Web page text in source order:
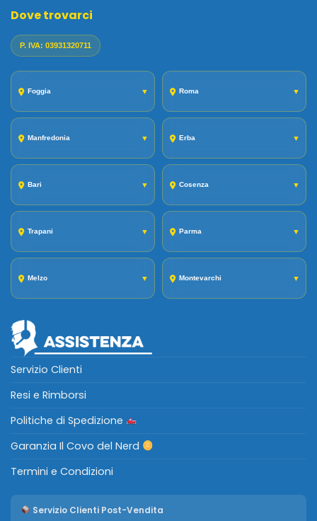
Dove trovarci
P. IVA: 03931320711
Foggia ▼ Roma ▼
Manfredonia ▼ Erba ▼
Bari ▼ Cosenza ▼
Trapani ▼ Parma ▼
Melzo ▼ Montevarchi ▼
Servizio Clienti
Resi e Rimborsi
Politiche di Spedizione
Garanzia Il Covo del Nerd
Termini e Condizioni
Servizio Clienti Post-Vendita